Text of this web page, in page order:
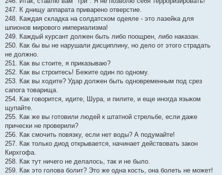
247. К днищу аппарата приварено отверстие.
248. Каждая складка на солдатском одеяле - это лазейка для
шпионов мирового империализма!
249. Каждый курсант должен быть либо поощрен, либо наказан.
250. Как бы вы не нарушали дисциплину, но дело от этого страдать
не должно.
251. Как вы стоите, я приказываю?
252. Как вы строитесь! Бежите один по одному.
253. Как вы ходите? Удар должен быть одновременным под срез
сапога товарища.
254. Как говорится, идите, Шура, и пилите, и еще иногда языком
щупайте.
255. Как же вы готовили людей к штатной стрельбе, если даже
прически не проверили?
256. Как смочить повязку, если нет воды? А подумайте!
257. Как только диод открывается, начинает действовать закон
Кирхгофа.
258. Как тут ничего не делалось, так и не было.
259. Как это голова болит? Это же одна кость, она болеть не может!